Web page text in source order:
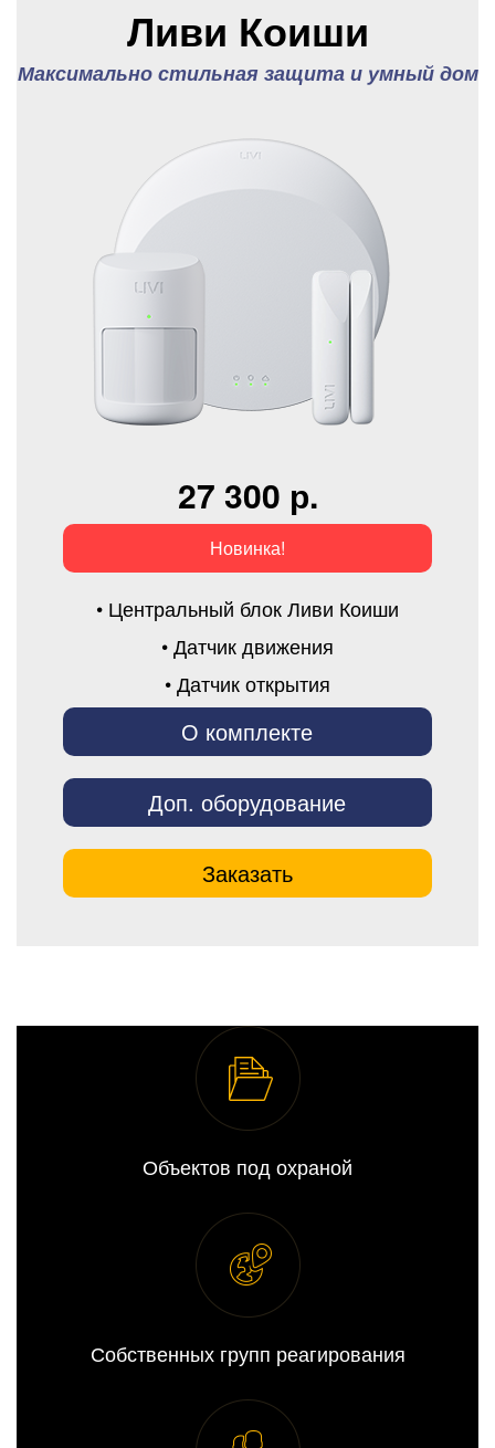
Ливи Коиши
Максимально стильная защита и умный дом
27 300 р.
Новинка!
• Центральный блок Ливи Коиши
• Датчик движения
• Датчик открытия
О комплекте
Доп. оборудование
Заказать
Объектов под охраной
Собственных групп реагирования